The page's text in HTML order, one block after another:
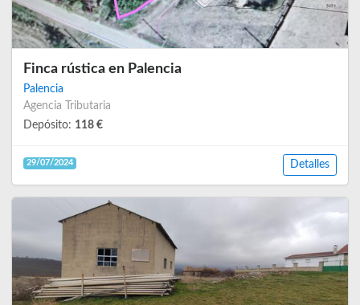
Finca rústica en Palencia
Palencia
Agencia Tributaria
Depósito: 118 €
29/07/2024 Detalles